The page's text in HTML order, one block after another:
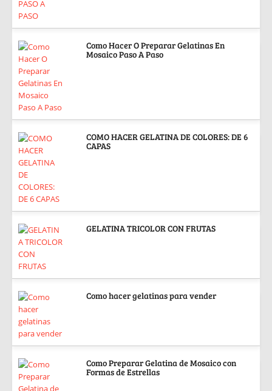
Como Hacer O Preparar Gelatinas En
Mosaico Paso A Paso
COMO HACER GELATINA DE COLORES: DE 6
CAPAS
GELATINA TRICOLOR CON FRUTAS
Como hacer gelatinas para vender
Como Preparar Gelatina de Mosaico con
Formas de Estrellas